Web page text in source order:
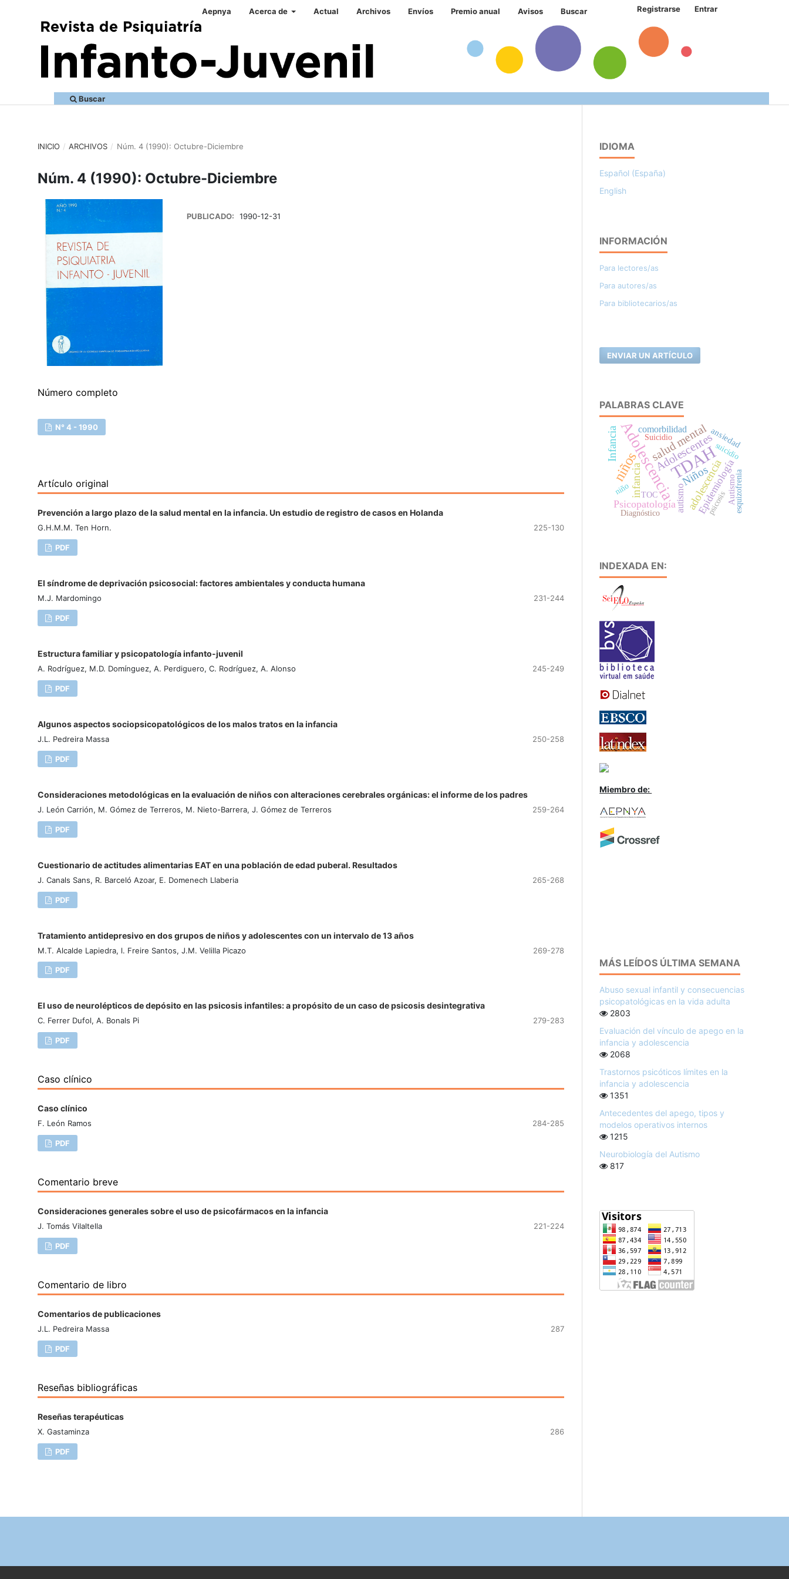
Aepnya Acerca de Actual Archivos Envíos Premio anual Avisos Buscar Registrarse Entrar
Buscar
INICIO / ARCHIVOS / Núm. 4 (1990): Octubre-Diciembre
Núm. 4 (1990): Octubre-Diciembre
PUBLICADO: 1990-12-31
Número completo
N° 4 - 1990
Artículo original
Prevención a largo plazo de la salud mental en la infancia. Un estudio de registro de casos en Holanda
G.H.M.M. Ten Horn. 225-130
PDF
El síndrome de deprivación psicosocial: factores ambientales y conducta humana
M.J. Mardomingo 231-244
PDF
Estructura familiar y psicopatología infanto-juvenil
A. Rodríguez, M.D. Domínguez, A. Perdiguero, C. Rodríguez, A. Alonso 245-249
PDF
Algunos aspectos sociopsicopatológicos de los malos tratos en la infancia
J.L. Pedreira Massa 250-258
PDF
Consideraciones metodológicas en la evaluación de niños con alteraciones cerebrales orgánicas: el informe de los padres
J. León Carrión, M. Gómez de Terreros, M. Nieto-Barrera, J. Gómez de Terreros 259-264
PDF
Cuestionario de actitudes alimentarias EAT en una población de edad puberal. Resultados
J. Canals Sans, R. Barceló Azoar, E. Domenech Llaberia 265-268
PDF
Tratamiento antidepresivo en dos grupos de niños y adolescentes con un intervalo de 13 años
M.T. Alcalde Lapiedra, l. Freire Santos, J.M. Velilla Picazo 269-278
PDF
El uso de neurolépticos de depósito en las psicosis infantiles: a propósito de un caso de psicosis desintegrativa
C. Ferrer Dufol, A. Bonals Pi 279-283
PDF
Caso clínico
Caso clínico
F. León Ramos 284-285
PDF
Comentario breve
Consideraciones generales sobre el uso de psicofármacos en la infancia
J. Tomás Vilaltella 221-224
PDF
Comentario de libro
Comentarios de publicaciones
J.L. Pedreira Massa 287
PDF
Reseñas bibliográficas
Reseñas terapéuticas
X. Gastaminza 286
PDF
IDIOMA
Español (España)
English
INFORMACIÓN
Para lectores/as
Para autores/as
Para bibliotecarios/as
ENVIAR UN ARTÍCULO
PALABRAS CLAVE
TDAH
Adolescencia
niños Adolescentes
salud mental
Infancia
adolescencia
Niños
infancia
Psicopatología Epidemiología
comorbilidad
autismo Autismo
ansiedad
TOC psicosis
suicidio
Diagnóstico
niño
Suicidio
esquizofrenia
INDEXADA EN:
Miembro de:
MÁS LEÍDOS ÚLTIMA SEMANA
Abuso sexual infantil y consecuencias
psicopatológicas en la vida adulta
2803
Evaluación del vínculo de apego en la
infancia y adolescencia
2068
Trastornos psicóticos límites en la
infancia y adolescencia
1351
Antecedentes del apego, tipos y
modelos operativos internos
1215
Neurobiología del Autismo
817